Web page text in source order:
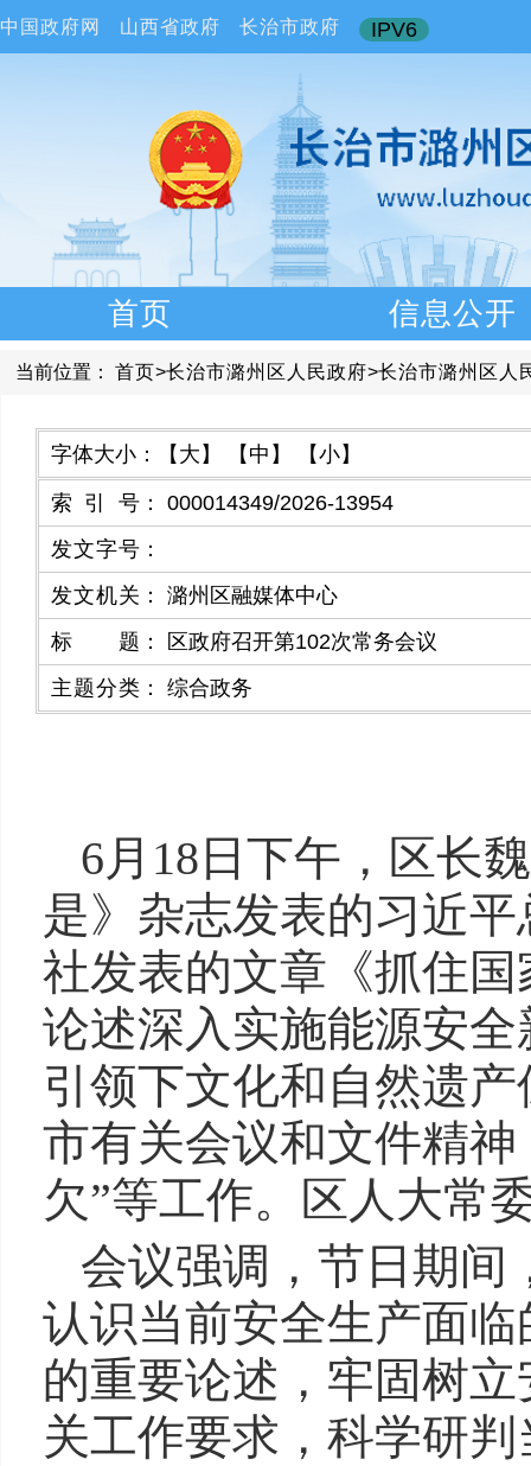
中国政府网 山西省政府 长治市政府 IPV6
首页 信息公开
当前位置： 首页>长治市潞州区人民政府>长治市潞州区人
字体大小： 【大】 【中】 【小】
索引号 ：
000014349/2026-13954
发文字号 ：
发文机关 ：
潞州区融媒体中心
标题 ：
区政府召开第102次常务会议
主题分类 ： 综合政务
6月18日下午，区长
是》杂志发表的习近
社发表的文章《抓住
论述深入实施能源安
引领下文化和自然遗
市有关会议和文件精
欠”等工作。区人大常
会议强调，节日期间
认识当前安全生产面
的重要论述，牢固树
关工作要求，科学研